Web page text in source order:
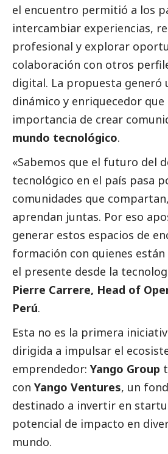
el encuentro permitió a los
intercambiar experiencias,
profesional y explorar
colaboración con otros
digital. La propuesta generó
dinámico y enriquecedor
importancia de crear
mundo tecnológico.
«Sabemos que el futuro del
tecnológico en el país pasa
comunidades que
aprendan juntas. Por eso
generar estos espacios de
formación con quienes
el presente desde la
Pierre Carrere, Head of
Perú.
Esta no es la primera
dirigida a impulsar el
emprendedor: Yango Group
con Yango Ventures, un
destinado a invertir en
potencial de impacto en
mundo.